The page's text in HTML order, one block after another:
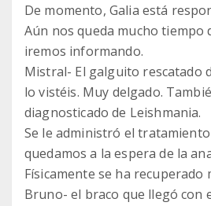
De momento, Galia está
Aún nos queda mucho tiempo
iremos informando.
Mistral- El galguito rescatado
lo vistéis. Muy delgado.
diagnosticado de Leishmania.
Se le administró el
quedamos a la espera de la
Físicamente se ha recuperado
Bruno- el braco que llegó con